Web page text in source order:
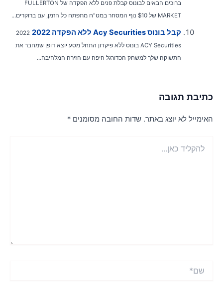
ברוכים הבאים לבונוס קבלת פנים ללא הפקדה של FULLERTON
MARKET של $10 נוף המסחר במט"ח מתפתח כל הזמן, עם ברוקרים...
קבל בונוס Acy Securities ללא הפקדה 2022
2022
ACY Securities בונוס ללא פיקדון התחל מסע יוצא דופן שמחבר את
התשוקה שלך למשחק הכדורגל היפה עם הזירה המלהיבה...
תגובה
לא יוצג באתר. שדות החובה מסומנים*